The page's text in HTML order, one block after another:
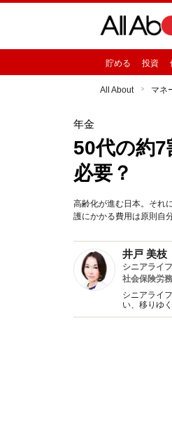
貯める 投資
All About マネ
年金
50代の約
必要？
高齢化が進む日本。それ
護にかかる費用は原則自
井戸 美枝
シニアライ
社会保険労
シニアライフ研究家、
い、移りゆ